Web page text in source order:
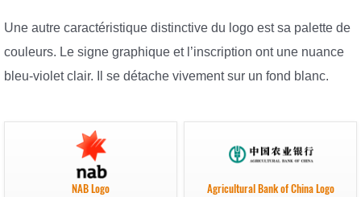
Une autre caractéristique distinctive du logo est sa palette de
couleurs. Le signe graphique et l’inscription ont une nuance
bleu-violet clair. Il se détache vivement sur un fond blanc.
NAB Logo Agricultural Bank of China Logo